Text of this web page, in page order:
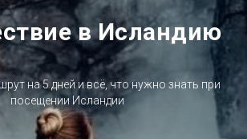
в Исландию
на 5 дней и всё, что нужно знать при
посещении Исландии